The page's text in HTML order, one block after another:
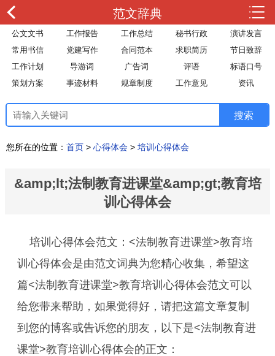
范文辞典
公文文书 工作报告 工作总结 秘书行政
演讲发言
常用书信
党建写作 合同范本 求职简历
节日致辞
工作计划
导游词 广告词 评语
标语口号
策划方案
事迹材料 规章制度 工作意见 资讯
您所在的位置： 首页 > 心得体会 > 培训心得体会
&amp;lt;法制教育进课堂&amp;gt;教育培
训心得体会
培训心得体会范文：<法制教育进课堂>教育培
训心得体会是由范文词典为您精心收集，希望这
篇<法制教育进课堂>教育培训心得体会范文可以
给您带来帮助，如果觉得好，请把这篇文章复制
到您的博客或告诉您的朋友，以下是<法制教育进
课堂>教育培训心得体会的正文：